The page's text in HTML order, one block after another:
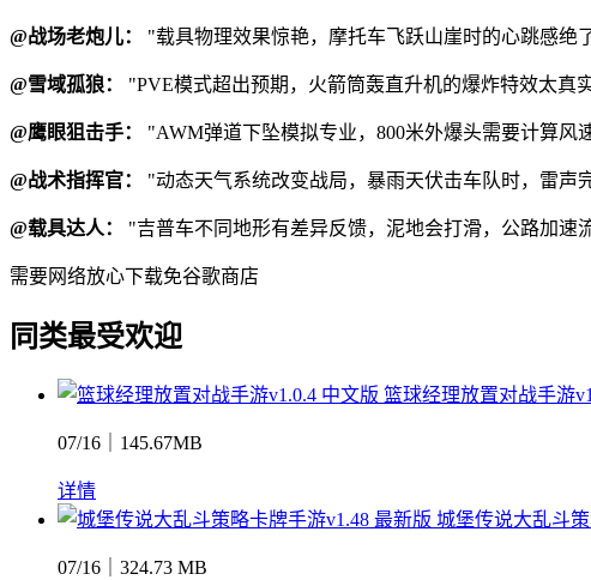
@战场老炮儿： "载具物理效果惊艳，摩托车飞跃山崖时的心跳感绝
@雪域孤狼： "PVE模式超出预期，火箭筒轰直升机的爆炸特效太真
@鹰眼狙击手： "AWM弹道下坠模拟专业，800米外爆头需要计算风
@战术指挥官： "动态天气系统改变战局，暴雨天伏击车队时，雷声
@载具达人： "吉普车不同地形有差异反馈，泥地会打滑，公路加速
需要网络放心下载免谷歌商店
同类最受欢迎
篮球经理放置对战手游
07/16｜145.67MB
详情
城堡传说大乱斗
07/16｜324.73 MB